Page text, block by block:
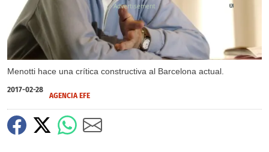
Menotti hace una crítica constructiva al Barcelona actual.
X
2017-02-28
AGENCIA EFE